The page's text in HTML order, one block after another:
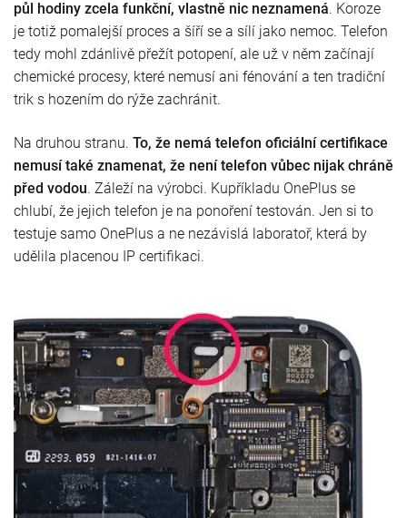
půl hodiny zcela funkční, vlastně nic neznamená. Koroze
je totiž pomalejší proces a šíří se a sílí jako nemoc. Telefon
tedy mohl zdánlivě přežít potopení, ale už v něm začínají
chemické procesy, které nemusí ani fénování a ten tradiční
trik s hozením do rýže zachránit.
Na druhou stranu. To, že nemá telefon oficiální certifikace
nemusí také znamenat, že není telefon vůbec nijak chráně
před vodou. Záleží na výrobci. Kupříkladu OnePlus se
chlubí, že jejich telefon je na ponoření testován. Jen si to
testuje samo OnePlus a ne nezávislá laboratoř, která by
udělila placenou IP certifikaci.